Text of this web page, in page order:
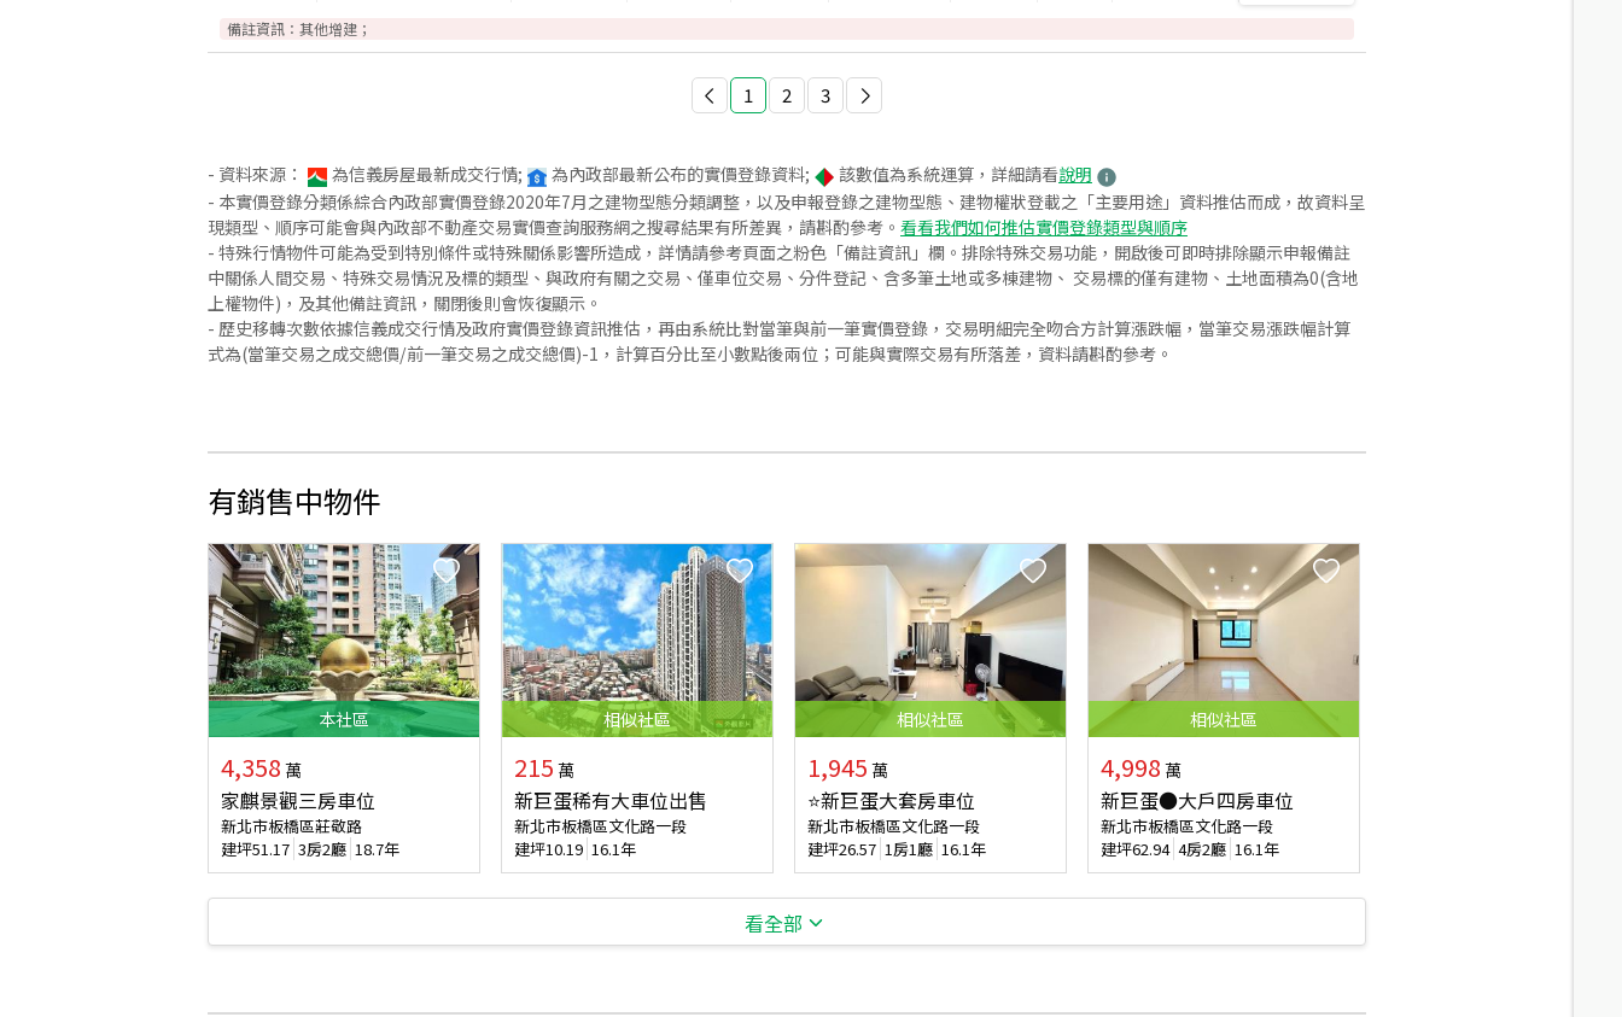
備註資訊： 其他增建；
1 2 3
- 資料來源： 為信義房屋最新成交行情; 為內政部最新公布的實價登錄資料; 該數值為系統運算，詳細請看說明
- 本實價登錄分類係綜合內政部實價登錄2020年7月之建物型態分類調整，以及申報登錄之建物型態、建物權狀登載之「主要用途」資料推估而成，故資料呈
現類型、順序可能會與內政部不動產交易實價查詢服務網之搜尋結果有所差異，請斟酌參考。 看看我們如何推估實價登錄類型與順序
- 特殊行情物件可能為受到特別條件或特殊關係影響所造成，詳情請參考頁面之粉色「備註資訊」欄。排除特殊交易功能，開啟後可即時排除顯示申報備註
中關係人間交易、特殊交易情況及標的類型、與政府有關之交易、僅車位交易、分件登記、含多筆土地或多棟建物、 交易標的僅有建物、土地面積為0(含地
上權物件)，及其他備註資訊，關閉後則會恢復顯示。
- 歷史移轉次數依據信義成交行情及政府實價登錄資訊推估，再由系統比對當筆與前一筆實價登錄，交易明細完全吻合方計算漲跌幅，當筆交易漲跌幅計算
式為(當筆交易之成交總價/前一筆交易之成交總價)-1，計算百分比至小數點後兩位；可能與實際交易有所落差，資料請斟酌參考。
有銷售中物件
本社區
4,358 萬
家麒景觀三房車位
新北市板橋區莊敬路
建坪51.17 3房2廳 18.7年
相似社區
215 萬
新巨蛋稀有大車位出售
新北市板橋區文化路一段
建坪10.19 16.1年
相似社區
1,945 萬
⭐新巨蛋大套房車位
新北市板橋區文化路一段
建坪26.57 1房1廳 16.1年
相似社區
4,998 萬
新巨蛋●大戶四房車位
新北市板橋區文化路一段
建坪62.94 4房2廳 16.1年
看全部